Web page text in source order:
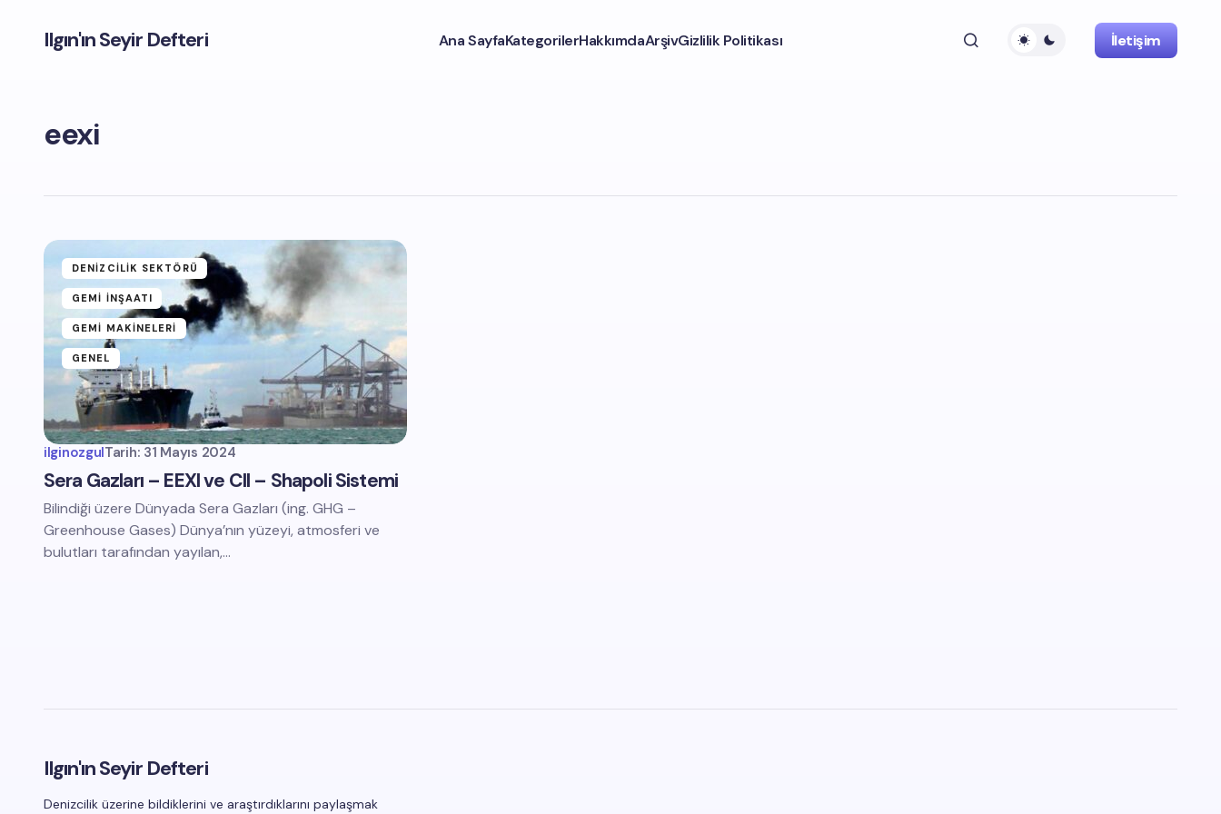
Ilgın'ın Seyir Defteri Ana SayfaKategorilerHakkımdaArşivGizlilik Politikası İletişim
eexi
DENIZCILIK SEKTÖRÜ
GEMI İNŞAATI
GEMI MAKINELERI
GENEL
ilginozgulTarih: 31 Mayıs 2024
Sera Gazları – EEXI ve CII – Shapoli Sistemi
Bilindiği üzere Dünyada Sera Gazları (ing. GHG –
Greenhouse Gases) Dünya’nın yüzeyi, atmosferi ve
bulutları tarafından yayılan,…
Ilgın'ın Seyir Defteri
Denizcilik üzerine bildiklerini ve araştırdıklarını paylaşmak